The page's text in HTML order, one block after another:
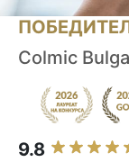
Colmic
9.8